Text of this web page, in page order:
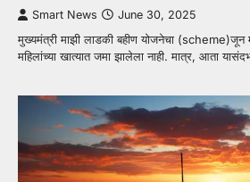
Smart News June 30, 2025
मुख्यमंत्री माझी लाडकी बहीण योजनेचा (scheme)जून
महिलांच्या खात्यात जमा झालेला नाही. मात्र, आता